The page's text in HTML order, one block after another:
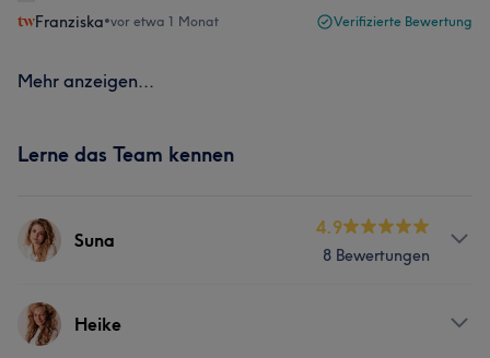
Franziska•vor etwa 1 Monat Verifizierte Bewertung
Mehr anzeigen...
Lerne das Team kennen
Suna
4.9
8 Bewertungen
ServicesHeike